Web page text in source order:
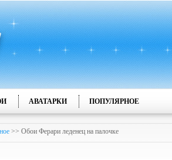
АВАТАРКИ ПОПУЛЯРНОЕ
>> Обои Ферари леденец на палочке